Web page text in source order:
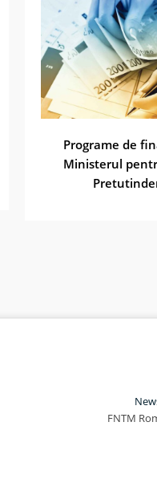
Programe de
Ministerul
FNTM